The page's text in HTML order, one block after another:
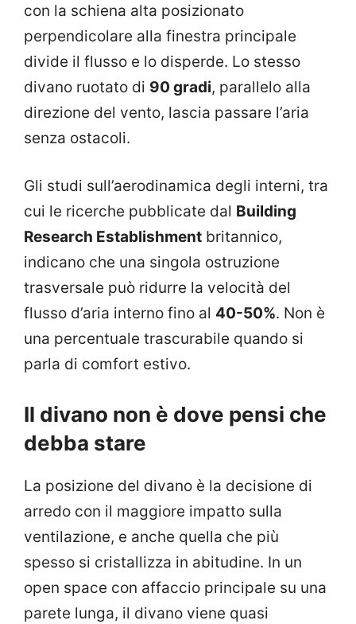
con la schiena alta posizionato
perpendicolare alla finestra principale
divide il flusso e lo disperde. Lo stesso
divano ruotato di 90 gradi, parallelo alla
direzione del vento, lascia passare l’aria
senza ostacoli.
Gli studi sull’aerodinamica degli interni, tra
cui le ricerche pubblicate dal Building
Research Establishment britannico,
indicano che una singola ostruzione
trasversale può ridurre la velocità del
flusso d’aria interno fino al 40-50%. Non è
una percentuale trascurabile quando si
parla di comfort estivo.
Il divano non è dove pensi che
debba stare
La posizione del divano è la decisione di
arredo con il maggiore impatto sulla
ventilazione, e anche quella che più
spesso si cristallizza in abitudine. In un
open space con affaccio principale su una
parete lunga, il divano viene quasi